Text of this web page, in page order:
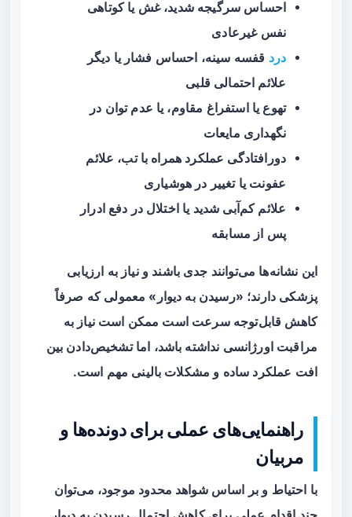
احساس سرگیجه شدید، غش یا کوتاهی
نفس غیرعادی
درد قفسه سینه، احساس فشار یا دیگر
علائم احتمالی قلبی
تهوع یا استفراغ مقاوم، یا عدم توان در
نگهداری مایعات
دورافتادگی عملکرد همراه با تب، علائم
عفونت یا تغییر در هوشیاری
علائم کم‌آبی شدید یا اختلال در دفع ادرار
پس از مسابقه
این نشانه‌ها می‌توانند جدی باشند و نیاز به ارزیابی
پزشکی دارند؛ «رسیدن به دیوار» معمولی که صرفاً
کاهش قابل‌توجه سرعت است ممکن است نیاز به
مراقبت اورژانسی نداشته باشد، اما تشخیص‌دادن بین
افت عملکرد ساده و مشکلات بالینی مهم است.
راهنمایی‌های عملی برای دونده‌ها و
مربیان
با احتیاط و بر اساس شواهد محدود موجود، می‌توان